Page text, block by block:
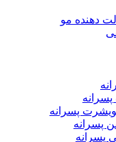
دهنده مو
پسرانه
پسرانه
پسرانه